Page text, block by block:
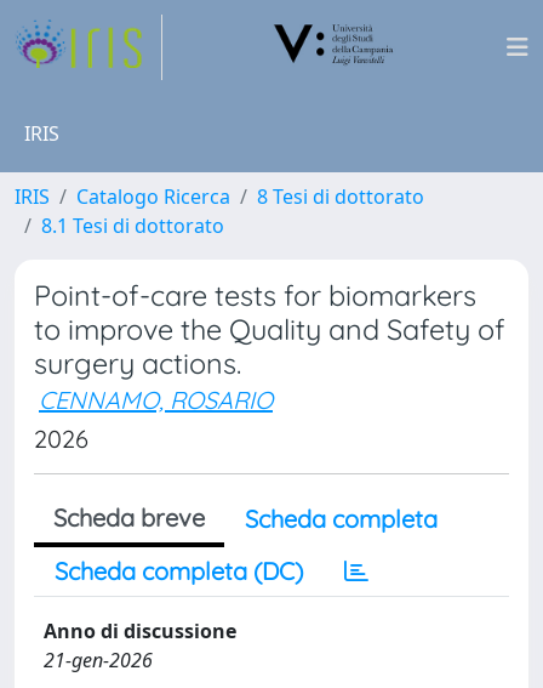
IRIS
IRIS Catalogo Ricerca
8 Tesi di dottorato
8.1 Tesi di dottorato
Point-of-care tests for biomarkers
to improve the Quality and Safety of
surgery actions.
CENNAMO, ROSARIO
2026
Scheda breve
Scheda completa
Scheda completa (DC)
Anno di discussione
21-gen-2026